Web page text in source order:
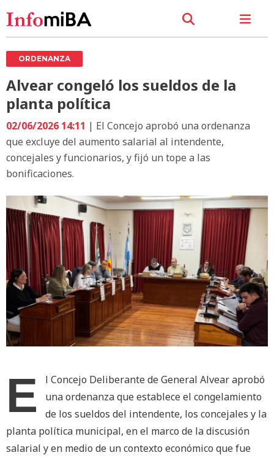
ORDENANZA
Alvear congeló los sueldos de la
planta política
02/06/2026 14:11 | El Concejo aprobó una ordenanza
que excluye del aumento salarial al intendente,
concejales y funcionarios, y fijó un tope a las
bonificaciones.
E
l Concejo Deliberante de General Alvear aprobó
una ordenanza que establece el congelamiento
de los sueldos del intendente, los concejales y la
planta política municipal, en el marco de la discusión
salarial y en medio de un contexto económico que fue